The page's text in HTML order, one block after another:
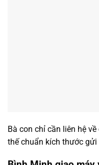
Bà con chỉ cần liên hệ
thế chuẩn kích thước